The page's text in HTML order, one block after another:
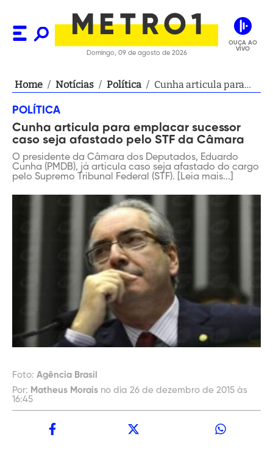
Domingo, 09 de agosto de 2026
OUÇA AO
VIVO
Home / Notícias / Política / Cunha articula para
STF da Câmara
POLÍTICA
Cunha articula para emplacar sucessor
caso seja afastado pelo STF da Câmara
O presidente da Câmara dos Deputados, Eduardo
Cunha (PMDB), já articula caso seja afastado do cargo
pelo Supremo Tribunal Federal (STF). [Leia mais...]
Foto: Agência Brasil
Por: Matheus Morais no dia 26 de dezembro de 2015 às
16:45